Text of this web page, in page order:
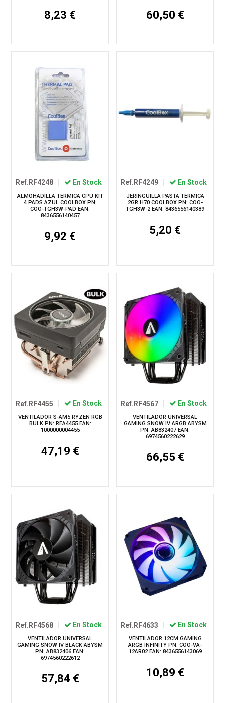
8,23 € 60,50 €
Ref.RF4248 En Stock
ALMOHADILLA TERMICA CPU KIT
4 PADS AZUL COOLBOX PN:
COO-TGH3W-PAD EAN:
8436556140457
9,92 €
Ref.RF4249 En Stock
JERINGUILLA PASTA TERMICA
2GR H70 COOLBOX PN: COO-
TGH3W-2 EAN: 8436556140389
5,20 €
Ref.RF4455 En Stock
VENTILADOR S-AM5 RYZEN RGB
BULK PN: REA4455 EAN:
1000000004455
47,19 €
Ref.RF4567 En Stock
VENTILADOR UNIVERSAL
GAMING SNOW IV ARGB ABYSM
PN: AB832407 EAN:
6974560222629
66,55 €
Ref.RF4568 En Stock
VENTILADOR UNIVERSAL
GAMING SNOW IV BLACK ABYSM
PN: AB832406 EAN:
6974560222612
57,84 €
Ref.RF4633 En Stock
VENTILADOR 12CM GAMING
ARGB INFINITY PN: COO-VA-
12AR02 EAN: 8436556143069
10,89 €